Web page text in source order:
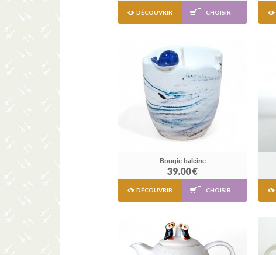
DÉCOUVRIR CHOISIR
Bougie baleine
39.00 €
DÉCOUVRIR CHOISIR